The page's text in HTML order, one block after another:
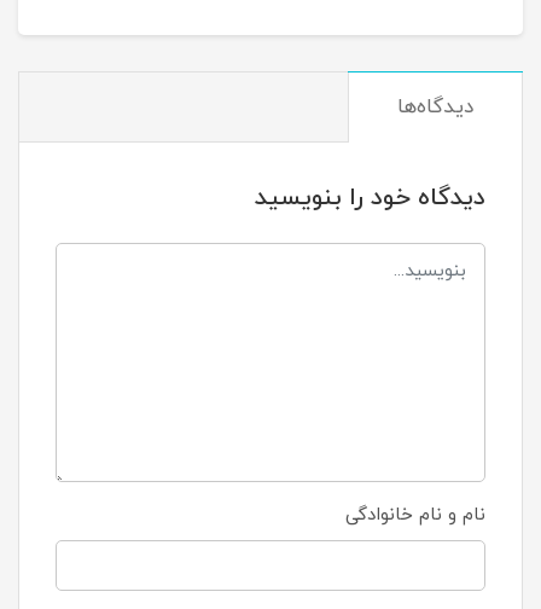
دیدگاه‌ها
دیدگاه خود را بنویسید
نام و نام خانوادگی